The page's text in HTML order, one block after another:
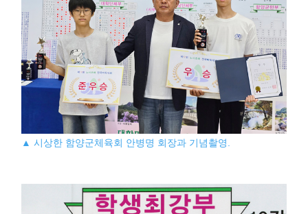
▲ 시상한 함양군체육회 안병명 회장과 기념촬영.